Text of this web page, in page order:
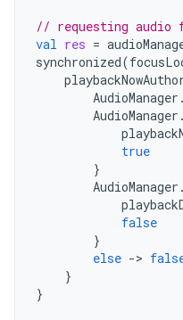
// requesting audio
val res =
synchronized(
AudioManager .
AudioManager .
true
}
AudioManager .
false
}
else ->
}
}